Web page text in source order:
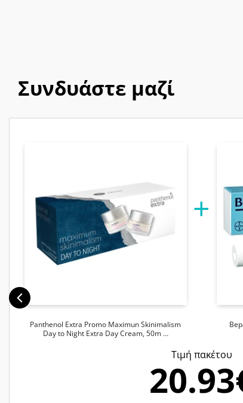
Συνδυάστε μαζί
Panthenol Extra Promo Maximun Skinimalism
Day to Night Extra Day Cream, 50m …
Tιμή πακέτου